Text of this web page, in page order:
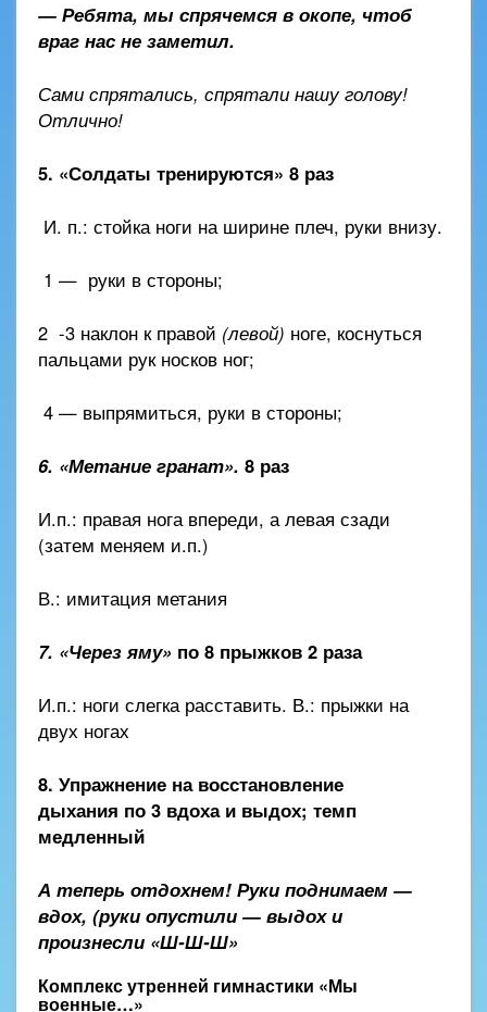
— Ребята, мы спрячемся в окопе, чтоб
враг нас не заметил.
Сами спрятались, спрятали нашу голову!
Отлично!
5. «Солдаты тренируются» 8 раз
И. п.: стойка ноги на ширине плеч, руки внизу.
1 — руки в стороны;
2 -3 наклон к правой (левой) ноге, коснуться
пальцами рук носков ног;
4 — выпрямиться, руки в стороны;
6. «Метание гранат». 8 раз
И.п.: правая нога впереди, а левая сзади
(затем меняем и.п.)
В.: имитация метания
7. «Через яму» по 8 прыжков 2 раза
И.п.: ноги слегка расставить. В.: прыжки на
двух ногах
8. Упражнение на восстановление
дыхания по 3 вдоха и выдох; темп
медленный
А теперь отдохнем! Руки поднимаем —
вдох, (руки опустили — выдох и
произнесли «Ш-Ш-Ш»
Комплекс утренней гимнастики «Мы
военные…»